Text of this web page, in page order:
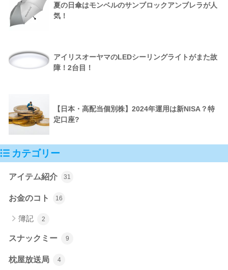
夏の日傘はモンベルのサンブロックアンブレラが人
気！
アイリスオーヤマのLEDシーリングライトがまた故
障！2台目！
【日本・高配当個別株】2024年運用は新NISA？特
定口座?
カテゴリー
アイテム紹介 31
お金のコト 16
簿記 2
スナックミー 9
枕屋放送局 4